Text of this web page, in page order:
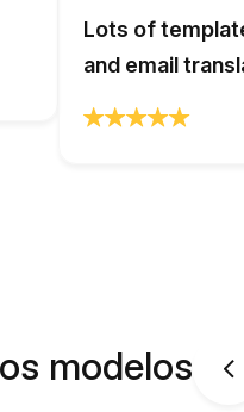
Lots of
and email
modelos